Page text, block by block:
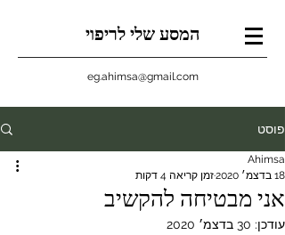
המסע שלי לריפוי
eg.ahimsa@gmail.com
פוסט
אני מבטיחה להקשיב
Ahimsa
18 בדצמ׳ 2020
זמן קריאה 4 דקות
עודכן: 30 בדצמ׳ 2020